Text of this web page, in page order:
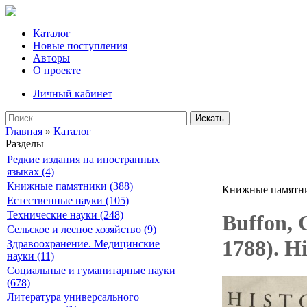
Каталог
Новые поступления
Авторы
О проекте
Личный кабинет
Искать
Главная » Каталог
Разделы
Редкие издания на иностранных
языках (4)
Книжные памятники (388)
Естественные науки (105)
Технические науки (248)
Сельское и лесное хозяйство (9)
Здравоохранение. Медицинские
науки (11)
Социальные и гуманитарные науки
(678)
Литература универсального
Книжные
Buffon,
1788).